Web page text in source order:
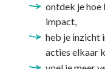
ontdek je hoe
impact,
heb je inzicht
acties elkaar